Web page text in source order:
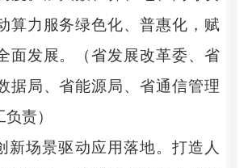
算力服务绿色化、普惠化，赋
面发展。（省发展改革委、省
据局、省能源局、省通信管理
责）
新场景驱动应用落地。 打造人